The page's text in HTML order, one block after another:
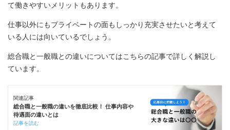
て働きやすいメリットもあります。
仕事以外にもプライベートの面もしっかり充実させたいと考えて
いる人には向いているでしょう。
総合職と一般職との違いについてはこちらの記事で詳しく解説し
ています。
関連記事
総合職と一般職の違いを徹底比較！ 仕事内容や
待遇面の違いとは
記事を読む